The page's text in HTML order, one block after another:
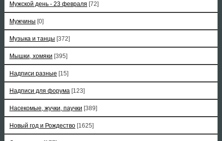
Мужской день - 23 февраля [72]
Мужчины [0]
Музыка и танцы [372]
Мышки, хомяки [395]
Надписи разные [15]
Надписи для форума [123]
Насекомые, жучки, паучки [389]
Новый год и Рождество [1625]